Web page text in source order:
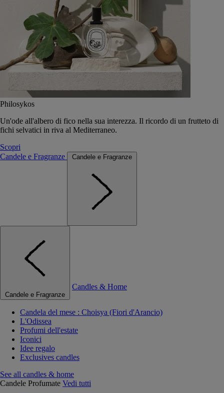
Philosykos
Un'ode all'albero di fico nella sua interezza. Il ricordo di un frutteto di
fichi selvatici in riva al Mediterraneo.
Scopri
Candele e Fragranze
Candele e Fragranze
Candele e Fragranze
Candles & Home
Candela del mese : Choisya (Fiori d'Arancio)
L'Odissea
Profumi dell'estate
Iconici
Idee regalo
Exclusives candles
See all candles & home
Candele Profumate Vedi tutti